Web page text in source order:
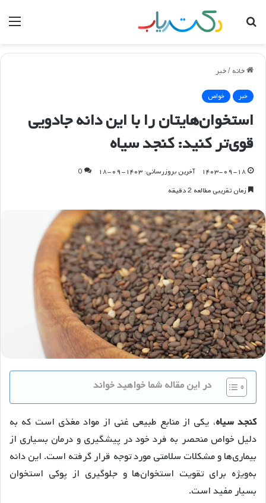
جستجو
خانه /خبر
خبر خواص
استخوان‌هایتان را با این دانه جادویی
قوی‌تر کنید: کنجد سیاه
۱۴۰۳-۰۹-۱۸ آخرین بروزرسانی: ۱۴۰۳-۰۹-۱۸
0
زمان تقریبی مطالعه 2 دقیقه
در این مقاله شما خواهید خواند
کنجد سیاه، یکی از منابع طبیعی غنی از مواد مغذی است که به
دلیل خواص منحصر به فرد خود در پیشگیری و درمان بسیاری از
بیماری‌ها و مشکلات سلامتی مورد توجه قرار گرفته است. این دانه
به‌ویژه برای تقویت استخوان‌ها و جلوگیری از پوکی استخوان
بسیار مفید است.